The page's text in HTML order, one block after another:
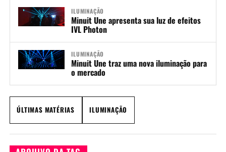
ILUMINAÇÃO
Minuit Une apresenta sua luz de efeitos
IVL Photon
ILUMINAÇÃO
Minuit Une traz uma nova iluminação para
o mercado
ÚLTIMAS MATÉRIAS ILUMINAÇÃO